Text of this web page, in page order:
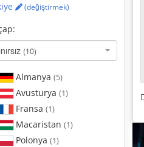
(değiştirmek)
(10)
Almanya (5)
Avusturya (1)
Fransa (1)
Macaristan (1)
Polonya (1)